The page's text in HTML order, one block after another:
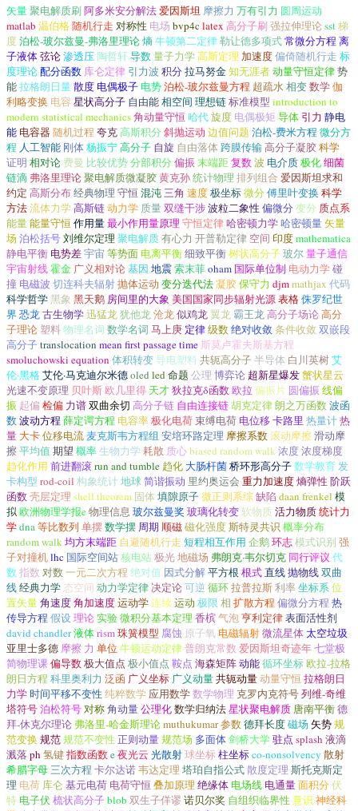
矢量聚电解质刷阿多米安分解法爱因斯坦 摩擦力 万有引力 圆周运动
matlab 温伯格随机行走 对称性 电场 bvp4clatex 高分子刷强拉伸理论sst梯
度泊松-玻尔兹曼-弗洛里理论熵牛顿第二定律勒让德多项式常微分方程 离
子液体弦论渗透压陶哲轩导数量子力学高斯定理 加速度偏倚随机行走 标
度理论配分函数 库仑定律 引力波 积分 拉马努金知无涯者动量守恒定律势
能拉格朗日量散度 电偶极子 电势泊松-玻尔兹曼方程 超疏水相变数学伽
利略变换 电容 星状高分子 自由能相空间 理想链标准模型 introduction to
modern statistical mechanics角动量守恒 哈代旋度 电偶极矩 导体 引力 静电
能 电容器随机过程 夸克高斯积分 斜抛运动 边值问题 泊松-费米方程 微分方
程 人工智能 刚体杨振宁高分子 自旋 自由落体跨膜传输高分子凝胶科学
证明 相对论 费曼 比较优势分部积分 偏振 末端距复数波 电介质极化细菌
链滴 弗洛里理论聚电解质微凝胶黄克孙统计物理 排列组合 爱因斯坦求和
约定 高斯分布经典物理 守恒 混沌三角 速度极坐标微分傅里叶变换 科学
方法流体力学高斯链动力学 质量双缝干涉波粒二象性 偏微分 变分 质点系
能量能量守恒 作用量最小作用量原理 守恒定律哈密顿力学哈密顿量 矢量
场 泊松括号刘维尔定理 聚电解质有心力 开普勒定律 空间 印度mathematica
静电平衡 电势差宇宙等势面 电离平衡细致平衡树状高分子玻尔量子通信
宇宙射线霍金 广义相对论基因 地震索末菲oham 国际单位制 电动力学碰
撞 电磁波 切连科夫辐射抛体运动 变分迭代法凝胶保守力 djmmathjax 代码
科学哲学黑象 黑天鹅 房间里的大象 美国国家同步辐射光源表格侏罗纪世
界 恐龙古生物学迅猛龙犹他龙沧龙似鸡龙翼龙 霸王龙高分子场论高分
子理论 塑料物理名词 数学名词 马上庚 定律级数绝对收敛条件收敛 双嵌段
高分子translocation mean first passage time 斯莫卢霍夫斯基方程
smoluchowski equation 体积转变 导电塑料 共轭高分子半导体 白川英树艾
伦·黑格艾伦·马克迪尔米德oled led命题 公理 博弈论 超新星爆发蟹状星云
光速不变原理 贝叶斯欧几里得 天才狄拉克δ函数欧拉 偏振片 圆偏振 线偏
振 起偏 检偏 力谱双曲余切 高分子链 自由连接链胡克定律朗之万函数波函
数波动方程 薛定谔方程 电容率极化电荷 束缚电荷 电位移卡路里 热量计热
量 大卡位移电流 麦克斯韦方程组 安培环路定理 摩擦系数滚动摩擦 滑动摩
擦 平均值 期望 概率生物力学 耗散 质心biased random walk 浓度浓度梯度
趋化作用 前进翻滚run and tumble 趋化 大肠杆菌桥环形高分子数学教育发
卡构型 rod-coil 构象统计地球简谐振动 里约奥运会 重力加速度熵弹性 阶跃
函数壳层定理 shell theorem 固体 填隙原子微正则系综缺陷 daan frenkel 模
拟欧洲物理学报e物理信息 玻尔兹曼奖 玻璃化转变软物质活力物质统计力
学dna等比数列 单摆数学摆 周期 顺磁磁化强度斯特灵共识 概率分布
random walk均方末端距 自避随机行走 短程相互作用 企鹅环志模式识别 强
子对撞机lhc 国际空间站核电站极光地磁场 弗朗克·韦尔切克 同行评议 代
数 指数 对数 一元二次方程 绝对值 因式分解平方根 根式直线抛物线双曲
线经典力学 态空间 动力学定律决定论可逆 循环拉普拉斯利率坐标系位
置矢量角速度角加速度运动学连续运动 极限 相 扩散方程 偏微分方程 热
传导方程 假设理论实验微积分基本定理 香槟气泡亨利定律表面活性剂
david chandler液体rism珠簧模型 腐蚀 原子氧 电磁辐射微流星体太空垃圾
亚里士多德 摩擦 力 单位 牛顿运动定律普朗克常数 爱因斯坦奇迹年七堂极
简物理课偏导数极大值点 极小值点 鞍点 海森矩阵动能循环坐标欧拉-拉格
朗日方程 科里奥利力 泛函 广义坐标 广义动量共轭动量动量守恒 拉格朗日
力学时间平移不变性 纯粹数学 应用数学数学物理 克罗内克符号列维-奇维
塔符号泊松符号对称角动量公理化数学归纳法星状聚电解质 唐南平衡德
拜-休克尔理论 弗洛里-哈金斯理论muthukumar 参数德拜长度磁场 矢势规
范变换 规范规范不变性 正则动量规范场 多面体剑桥大学驻点 splash 液滴
溅落 ph 氢键指数函数e夜光云 光散射球坐标柱坐标co-nonsolvency 散射
希腊字母三次方程 卡尔达诺韦达定理 塔珀自指公式散度定理 斯托克斯定
理 电荷 库仑 基元电荷 电荷守恒 叠加原理 绝缘体 电场线 电通量面积分伏
特 电子伏 梳状高分子blob 双生子佯谬 诺贝尔奖 自组织临界性 意识 神经科